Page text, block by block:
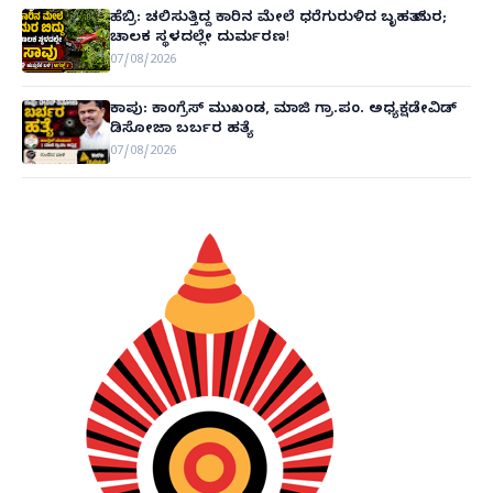
ಹೆಬ್ರಿ: ಚಲಿಸುತ್ತಿದ್ದ ಕಾರಿನ ಮೇಲೆ ಧರೆಗುರುಳಿದ ಬೃಹತ್ ಮರ;
ಚಾಲಕ ಸ್ಥಳದಲ್ಲೇ ದುರ್ಮರಣ!
07/08/2026
ಕಾಪು: ಕಾಂಗ್ರೆಸ್ ಮುಖಂಡ, ಮಾಜಿ ಗ್ರಾ.ಪಂ. ಅಧ್ಯಕ್ಷಡೇವಿಡ್
ಡಿಸೋಜಾ ಬರ್ಬರ ಹತ್ಯೆ
07/08/2026